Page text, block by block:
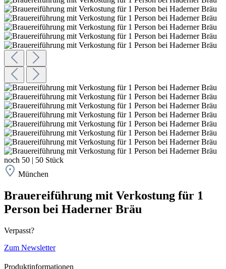
noch 50 | 50 Stück
München
Brauereiführung mit Verkostung für 1
Person bei Haderner Bräu
Verpasst?
Zum Newsletter
Produktinformationen